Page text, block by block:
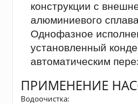
конструкции с
алюминиевого
Однофазное
установленный
автоматическим
ПРИМЕНЕНИЕ
Водоочистка: